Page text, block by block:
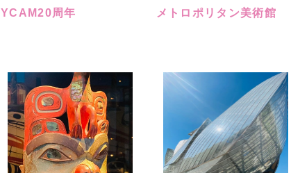
YCAM20周年 メトロポリタン美術館